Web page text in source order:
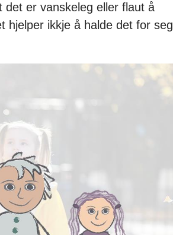
er vanskeleg eller flaut å
hjelper ikkje å halde det for seg